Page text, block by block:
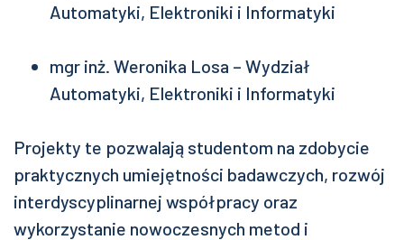
Automatyki, Elektroniki i Informatyki
mgr inż. Weronika Losa – Wydział
Automatyki, Elektroniki i Informatyki
Projekty te pozwalają studentom na zdobycie
praktycznych umiejętności badawczych, rozwój
interdyscyplinarnej współpracy oraz
wykorzystanie nowoczesnych metod i